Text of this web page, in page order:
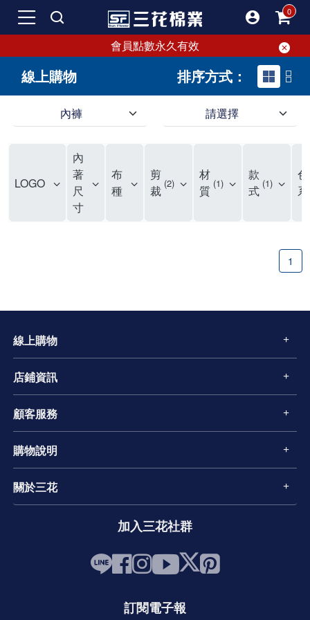
會員點數永久有效
線上購物 排序方式：
內褲 請選擇
LOGO
內
著
尺
寸
布
種
剪
裁 2
材
質 1
款
式 1
色
系
1
線上購物
店鋪資訊
顧客服務
購物說明
關於三花
加入三花社群
訂閱電子報